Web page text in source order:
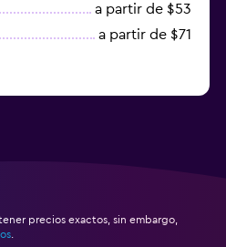
a partir de $53
a partir de $71
precios exactos, sin embargo,